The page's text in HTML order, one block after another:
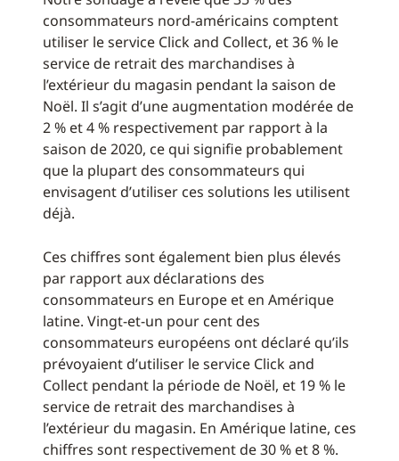
consommateurs nord-américains comptent
utiliser le service Click and Collect, et 36 % le
service de retrait des marchandises à
l’extérieur du magasin pendant la saison de
Noël. Il s’agit d’une augmentation modérée de
2 % et 4 % respectivement par rapport à la
saison de 2020, ce qui signifie probablement
que la plupart des consommateurs qui
envisagent d’utiliser ces solutions les utilisent
déjà.
Ces chiffres sont également bien plus élevés
par rapport aux déclarations des
consommateurs en Europe et en Amérique
latine. Vingt-et-un pour cent des
consommateurs européens ont déclaré qu’ils
prévoyaient d’utiliser le service Click and
Collect pendant la période de Noël, et 19 % le
service de retrait des marchandises à
l’extérieur du magasin. En Amérique latine, ces
chiffres sont respectivement de 30 % et 8 %.